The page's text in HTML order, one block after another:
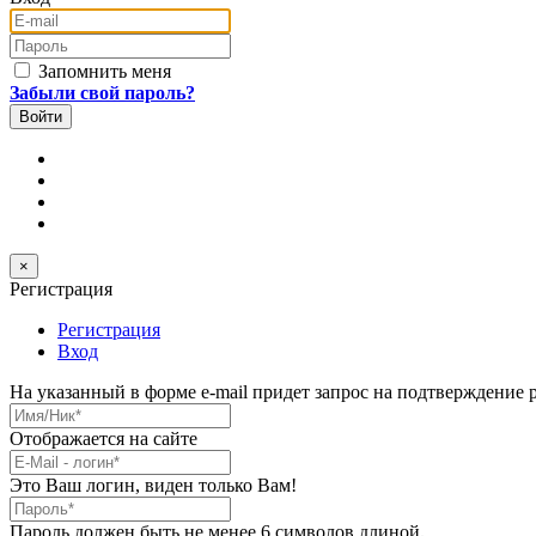
E-mail
Пароль
Запомнить меня
Забыли свой пароль?
×
Регистрация
Регистрация
Вход
На указанный в форме e-mail придет запрос на подтверждение
Имя/Ник
Отображается на сайте
E-Mail *
Это Ваш логин, виден только Вам!
Пароль*
Пароль должен быть не менее 6 символов длиной.